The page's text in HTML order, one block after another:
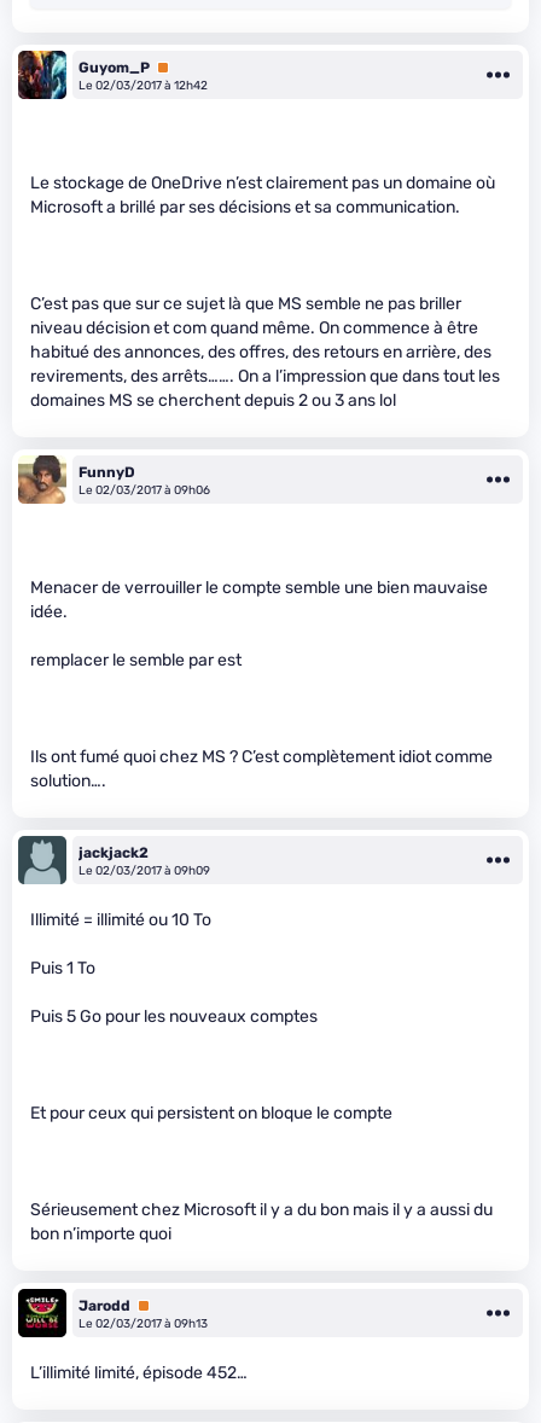
Guyom_P Premium
Le 02/03/2017 à 12h42
Le stockage de OneDrive n’est clairement pas un domaine où
Microsoft a brillé par ses décisions et sa communication.
C’est pas que sur ce sujet là que MS semble ne pas briller
niveau décision et com quand même. On commence à être
habitué des annonces, des offres, des retours en arrière, des
revirements, des arrêts……. On a l’impression que dans tout les
domaines MS se cherchent depuis 2 ou 3 ans lol
FunnyD
Le 02/03/2017 à 09h06
Menacer de verrouiller le compte semble une bien mauvaise
idée.
remplacer le semble par est
Ils ont fumé quoi chez MS ? C’est complètement idiot comme
solution….
jackjack2
Le 02/03/2017 à 09h09
Illimité = illimité ou 10 To
Puis 1 To
Puis 5 Go pour les nouveaux comptes
Et pour ceux qui persistent on bloque le compte
Sérieusement chez Microsoft il y a du bon mais il y a aussi du
bon n’importe quoi
Jarodd
Premium
Le 02/03/2017 à 09h13
L’illimité limité, épisode 452…